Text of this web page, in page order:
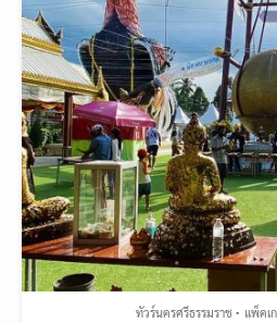
ทัวร์นครศรีธรรมราช แพ็คเ